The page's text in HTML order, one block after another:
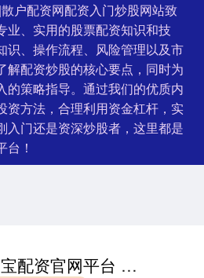
户配资网配资入门炒股网站致
业、实用的股票配资知识和技
识、操作流程、风险管理以及市
解配资炒股的核心要点，同时为
的策略指导。通过我们的优质内
资方法，合理利用资金杠杆，实
入门还是资深炒股者，这里都是
！
申宝配资官网平台 俄称对乌多个目标实施集群打击 乌方称摧毁俄战机